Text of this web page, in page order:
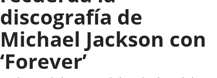
discografía de
Michael Jackson con
‘Forever’